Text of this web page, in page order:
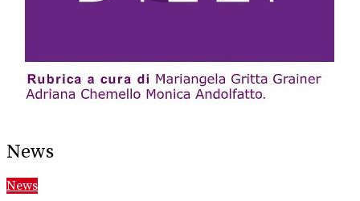
News
News